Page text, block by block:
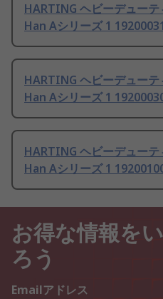
HARTING ヘビーデュー
Han Aシリーズ 1
HARTING ヘビーデュー
Han Aシリーズ 1
HARTING ヘビーデュー
Han Aシリーズ 1
お得な情報を
ろう
Emailアドレス